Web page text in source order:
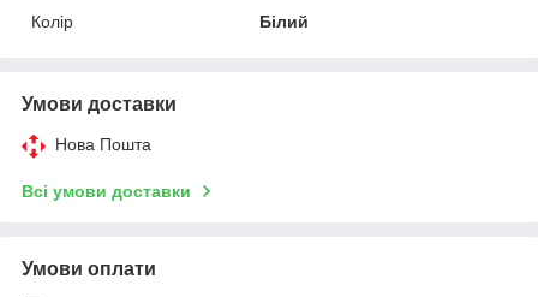
Колір
Білий
Умови доставки
Нова Пошта
Всі умови доставки
Умови оплати